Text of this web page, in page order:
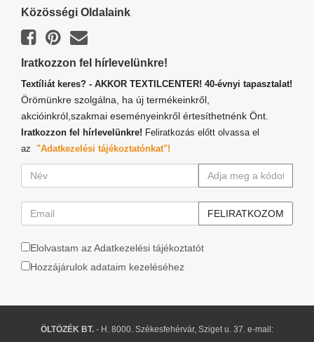
Közösségi Oldalaink
Iratkozzon fel hírlevelünkre!
Textíliát keres? - AKKOR TEXTILCENTER! 40-évnyi tapasztalat!
Örömünkre szolgálna, ha új termékeinkről,
akcióinkról,szakmai eseményeinkről értesíthetnénk Önt.
Iratkozzon fel hírlevelünkre! Feliratkozás előtt olvassa el
az "Adatkezelési tájékoztatónkat"!
Elolvastam az Adatkezelési tájékoztatót
Hozzájárulok adataim kezeléséhez
ÖLTÖZÉK BT. - H. 8000. Székesfehérvár, Sziget u. 37. e-mail: